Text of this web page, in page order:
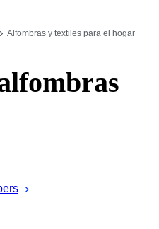
Alfombras y textiles para el hogar